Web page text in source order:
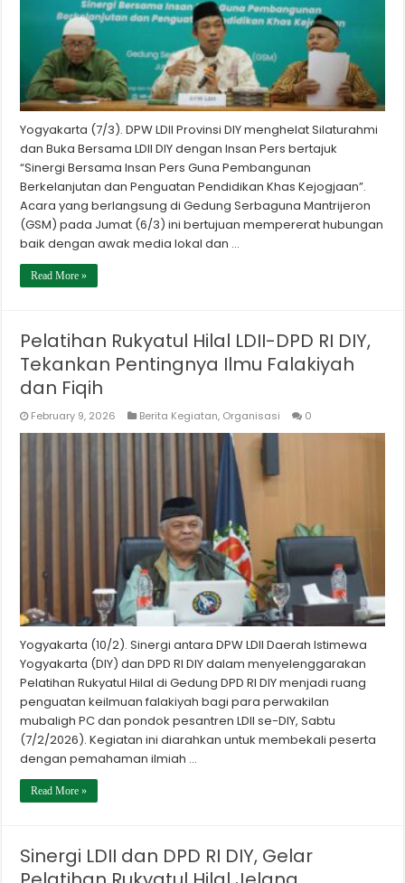
Yogyakarta (7/3). DPW LDII Provinsi DIY menghelat Silaturahmi
dan Buka Bersama LDII DIY dengan Insan Pers bertajuk
“Sinergi Bersama Insan Pers Guna Pembangunan
Berkelanjutan dan Penguatan Pendidikan Khas Kejogjaan”.
Acara yang berlangsung di Gedung Serbaguna Mantrijeron
(GSM) pada Jumat (6/3) ini bertujuan mempererat hubungan
baik dengan awak media lokal dan …
Read More »
Pelatihan Rukyatul Hilal LDII-DPD RI DIY,
Tekankan Pentingnya Ilmu Falakiyah
dan Fiqih
February 9, 2026 Berita Kegiatan, Organisasi 0
Yogyakarta (10/2). Sinergi antara DPW LDII Daerah Istimewa
Yogyakarta (DIY) dan DPD RI DIY dalam menyelenggarakan
Pelatihan Rukyatul Hilal di Gedung DPD RI DIY menjadi ruang
penguatan keilmuan falakiyah bagi para perwakilan
mubaligh PC dan pondok pesantren LDII se-DIY, Sabtu
(7/2/2026). Kegiatan ini diarahkan untuk membekali peserta
dengan pemahaman ilmiah …
Read More »
Sinergi LDII dan DPD RI DIY, Gelar